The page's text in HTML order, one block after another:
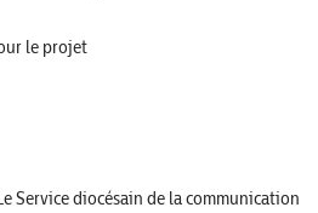
le projet
Service diocésain de la communication